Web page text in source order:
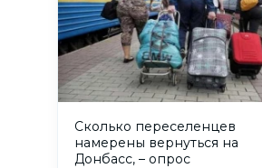
Сколько переселенцев
намерены вернуться на
Донбасс, – опрос